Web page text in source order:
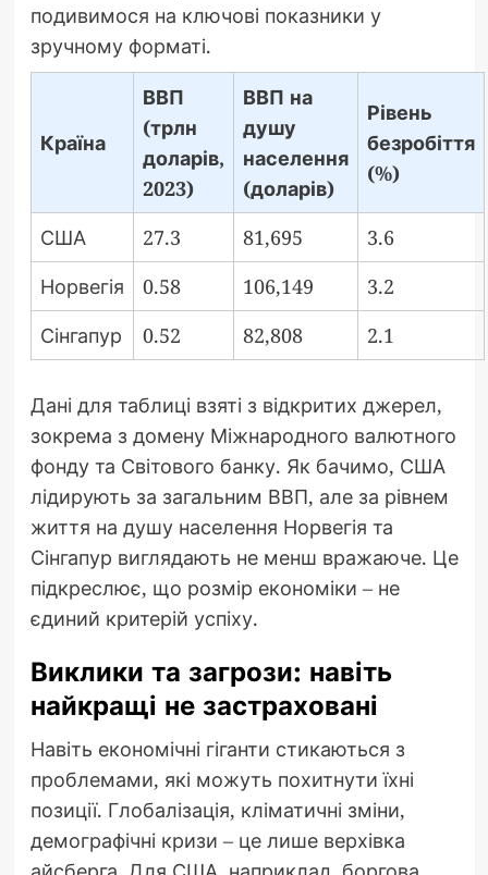
подивимося на ключові показники у
зручному форматі.
Країна
ВВП
(трлн
доларів,
2023)
ВВП на
душу
населення
(доларів)
Рівень
безробіття
(%)
США 27.3 81,695
3.6
Норвегія
0.58 106,149
3.2
Сінгапур
0.52 82,808 2.1
Дані для таблиці взяті з відкритих джерел,
зокрема з домену Міжнародного валютного
фонду та Світового банку. Як бачимо, США
лідирують за загальним ВВП, але за рівнем
життя на душу населення Норвегія та
Сінгапур виглядають не менш вражаюче. Це
підкреслює, що розмір економіки – не
єдиний критерій успіху.
Виклики та загрози: навіть
найкращі не застраховані
Навіть економічні гіганти стикаються з
проблемами, які можуть похитнути їхні
позиції. Глобалізація, кліматичні зміни,
демографічні кризи – це лише верхівка